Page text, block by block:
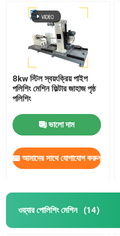
8kw স্টিল স্বয়ংক্রিয় পাইপ
পলিশিং মেশিন ফিল্টার জাহাজ পৃষ্ঠ
পলিশিং
ভালো দাম
আমাদের সাথে যোগাযোগ করুন
ওয়্যার পোলিশিং মেশিন (14)